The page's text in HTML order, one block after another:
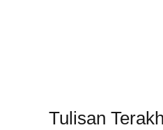
Tulisan